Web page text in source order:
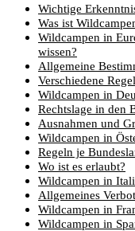
Wichtige
Was ist
Wildcampen in
wissen?
Allgemeine
Verschiedene
Wildcampen in
Rechtslage in den
Ausnahmen und
Wildcampen in
Regeln je
Wo ist es erlaubt?
Wildcampen in
Allgemeines
Wildcampen in
Wildcampen in